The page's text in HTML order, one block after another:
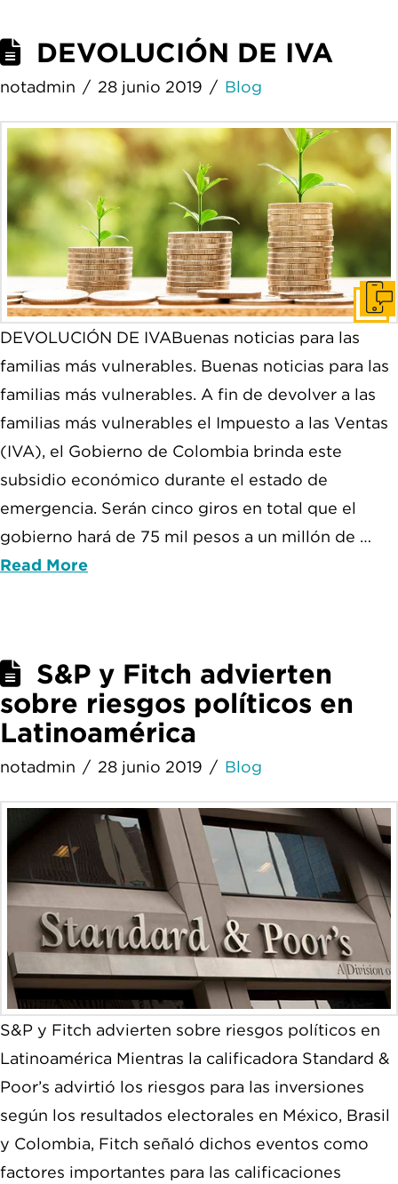
DEVOLUCIÓN DE IVA
notadmin 28 junio 2019 Blog
DEVOLUCIÓN DE IVABuenas noticias para las
familias más vulnerables. Buenas noticias para las
familias más vulnerables. A fin de devolver a las
familias más vulnerables el Impuesto a las Ventas
(IVA), el Gobierno de Colombia brinda este
subsidio económico durante el estado de
emergencia. Serán cinco giros en total que el
gobierno hará de 75 mil pesos a un millón de …
Read More
S&P y Fitch advierten
sobre riesgos políticos en
Latinoamérica
notadmin 28 junio 2019 Blog
S&P y Fitch advierten sobre riesgos políticos en
Latinoamérica Mientras la calificadora Standard &
Poor’s advirtió los riesgos para las inversiones
según los resultados electorales en México, Brasil
y Colombia, Fitch señaló dichos eventos como
factores importantes para las calificaciones